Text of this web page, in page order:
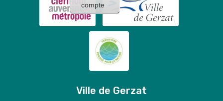
compte
Ville de Gerzat